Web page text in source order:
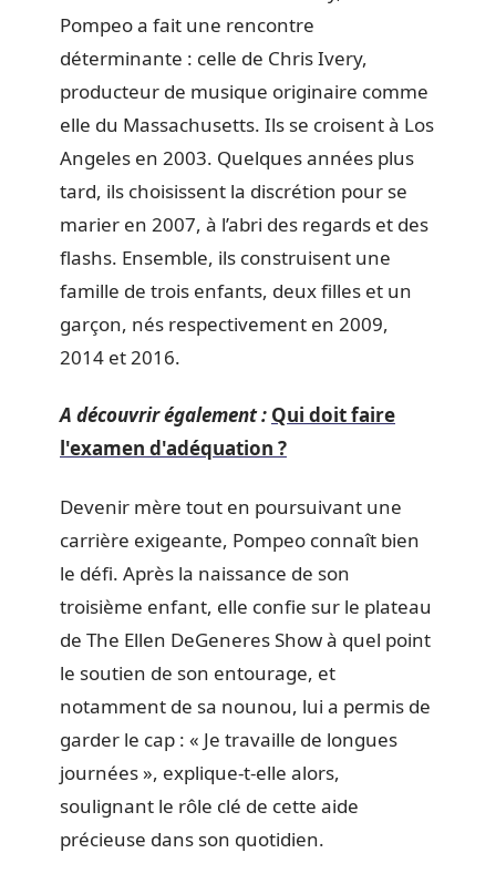
Pompeo a fait une rencontre
déterminante : celle de Chris Ivery,
producteur de musique originaire comme
elle du Massachusetts. Ils se croisent à Los
Angeles en 2003. Quelques années plus
tard, ils choisissent la discrétion pour se
marier en 2007, à l’abri des regards et des
flashs. Ensemble, ils construisent une
famille de trois enfants, deux filles et un
garçon, nés respectivement en 2009,
2014 et 2016.
A découvrir également : Qui doit faire
l'examen d'adéquation ?
Devenir mère tout en poursuivant une
carrière exigeante, Pompeo connaît bien
le défi. Après la naissance de son
troisième enfant, elle confie sur le plateau
de The Ellen DeGeneres Show à quel point
le soutien de son entourage, et
notamment de sa nounou, lui a permis de
garder le cap : « Je travaille de longues
journées », explique-t-elle alors,
soulignant le rôle clé de cette aide
précieuse dans son quotidien.